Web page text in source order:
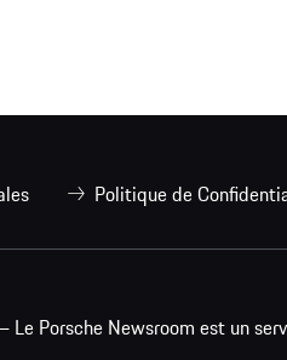
Politique de
Le Porsche Newsroom est un